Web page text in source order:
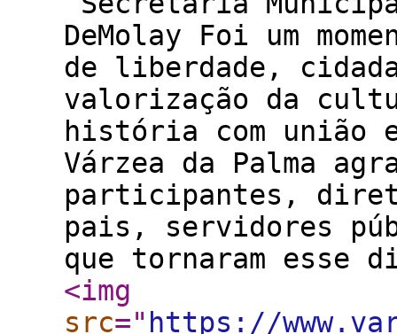
DeMolay Foi um
de liberdade,
valorização da
história com união
Várzea da Palma
participantes,
pais, servidores
que tornaram
<img
src=" https://